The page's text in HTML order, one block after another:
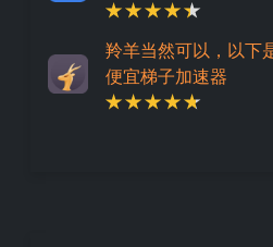
羚羊当然可以，以下
便宜梯子加速器